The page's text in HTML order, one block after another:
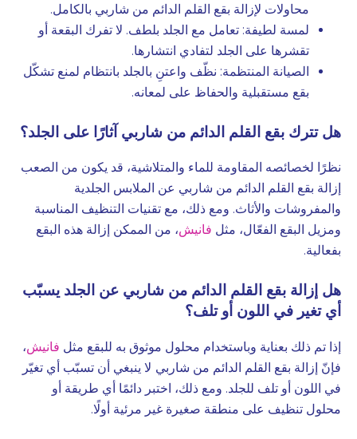
محاولات لإزالة بقع القلم الدائم من شاربي بالكامل.
لمسة لطيفة: تعامل مع الجلد بلطف. لا تفرك البقعة أو
تقشرها على الجلد لتفادي انتشارها.
الصيانة المنتظمة: نظّف واعتنِ بالجلد بانتظام لمنع تشكّل
بقع مستقبلية والحفاظ على لمعانه.
هل تترك بقع القلم الدائم من شاربي آثارًا على الجلد؟
نظرًا لخصائصه المقاومة للماء والمتلاشية، قد يكون من الصعب
إزالة بقع القلم الدائم من شاربي عن الملابس الجلدية
والمفروشات والأثاث. ومع ذلك، مع تقنيات التنظيف المناسبة
ومزيل البقع الفعّال، مثل فانيش، من الممكن إزالة هذه البقع
بفعالية.
هل إزالة بقع القلم الدائم من شاربي عن الجلد يسبّب
أي تغير في اللون أو تلف؟
إذا تم ذلك بعناية وباستخدام محلول موثوق به للبقع مثل فانيش،
فإنّ إزالة بقع القلم الدائم من شاربي لا ينبغي أن تسبّب أي تغيّر
في اللون أو تلف للجلد. ومع ذلك، اختبر دائمًا أي طريقة أو
محلول تنظيف على منطقة صغيرة غير مرئية أولًا.